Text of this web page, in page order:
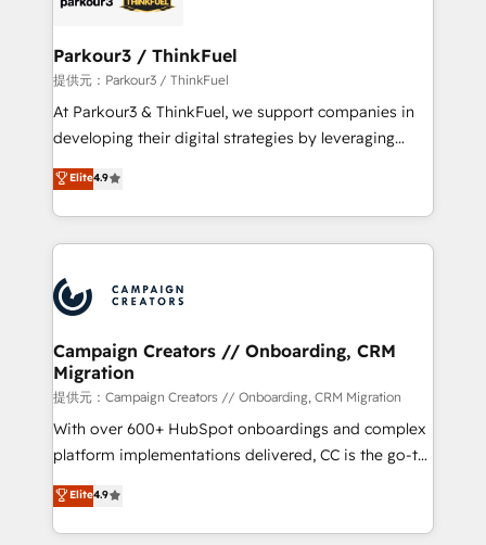
companies scale faster and smarter. 🔹 BOOMS:
Demand generation for all your buyers With BOOMS,
you invest in 100% of your buyers, accelerating your
growth and positioning yourself as an undisputed
transformation process A methodology designed to
implement HubSpot effectively and optimize your
record of business transformation, our growth-first
approach has helped brands dominate their
Parkour3 / ThinkFuel
提供元：Parkour3 / ThinkFuel
At Parkour3 & ThinkFuel, we support companies in
developing their digital strategies by leveraging
technologies and automating their marketing and
sales processes to generate growth. Our offer spans
from Strategy to Operations. We specialize in CRM
onboarding and implementation, web design, sales
extensive experience working with tech companies
and manufacturers since 2002, we are committed to
empowering our clients and developing their
autonomy. Get to grips with HubSpot through
guided implementation and seamless integration of
the CRM platform into your digital ecosystem. Would
you like support in deploying your inbound
to your needs and sales objectives. With 125+
certifications, we are part of the most certified
Elite4.9
Campaign Creators // Onboarding, CRM
Migration
提供元：Campaign Creators // Onboarding, CRM Migration
With over 600+ HubSpot onboardings and complex
platform implementations delivered, CC is the go-to
Elite Solutions Partner for businesses ready to
migrate, replatform, and scale smarter. We specialize
in high-impact CRM and CMS migrations and
Elite4.9